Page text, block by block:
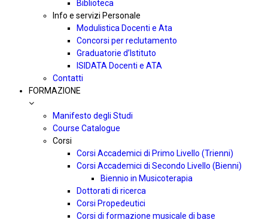
Biblioteca
Info e servizi Personale
Modulistica Docenti e Ata
Concorsi per reclutamento
Graduatorie d’Istituto
ISIDATA Docenti e ATA
Contatti
FORMAZIONE
Manifesto degli Studi
Course Catalogue
Corsi
Corsi Accademici di Primo Livello (Trienni)
Corsi Accademici di Secondo Livello (Bienni)
Biennio in Musicoterapia
Dottorati di ricerca
Corsi Propedeutici
Corsi di formazione musicale di base